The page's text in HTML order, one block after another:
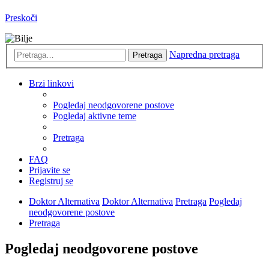
Preskoči
Pretraga Napredna pretraga
Brzi linkovi
Pogledaj neodgovorene postove
Pogledaj aktivne teme
Pretraga
FAQ
Prijavite se
Registruj se
Doktor Alternativa Doktor Alternativa Pretraga Pogledaj
neodgovorene postove
Pretraga
Pogledaj neodgovorene postove